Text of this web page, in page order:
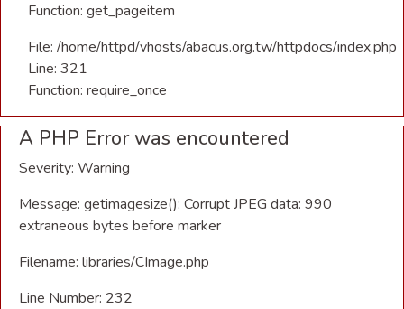
Function: get_pageitem
File: /home/httpd/vhosts/abacus.org.tw/httpdocs/index.php
Line: 321
Function: require_once
A PHP Error was encountered
Severity: Warning
Message: getimagesize(): Corrupt JPEG data: 990
extraneous bytes before marker
Filename: libraries/CImage.php
Line Number: 232